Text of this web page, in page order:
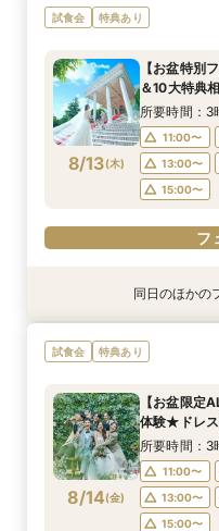
8/12( 水)
【ペット婚
会場で叶えよ
11:00〜
13:00〜
15:00〜
フ
8/12( 水)
【少人数で
★wedding相
11:00〜
13:00〜
15:00〜
フ
8/12( 水)
【遠方の方◎
豪華5大特典
14:00〜
16:00〜
フ
8/12( 水)
【お料理重
×貸切邸宅W
11:00〜
13:00〜
15:00〜
フ
8/12( 水)
初見学でも
新プラン×試
13:00〜
15:00〜
17:00〜
フ
試食会 特典あり
8/13(木)
【お盆特別
＆10大特典
所要時間：3
11:00〜
13:00〜
15:00〜
フ
特典あり
8/13(木)
【ペット婚
会場で叶えよ
11:00〜
13:00〜
15:00〜
フ
8/13(木)
【遠方の方◎
豪華5大特典
14:00〜
16:00〜
フ
特典あり
8/13(木)
【お料理重
×貸切邸宅W
11:00〜
13:00〜
15:00〜
フ
特典あり
8/13(木)
初見学でも
新プラン×試
13:00〜
15:00〜
17:00〜
フ
特典あり
8/13(木)
【少人数で
★wedding相
11:00〜
13:00〜
15:00〜
フ
同日のほかの
試食会 特典あり
8/14(金)
【お盆限定
体験★ドレ
所要時間：3
11:00〜
13:00〜
15:00〜